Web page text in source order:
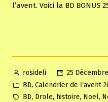
l’avent. Voici la BD BONUS
Posted
by
rosideli
25
Posted
in
BD, Calendrier de l'avent
Tags:
BD, Drole, histoire, Noel,